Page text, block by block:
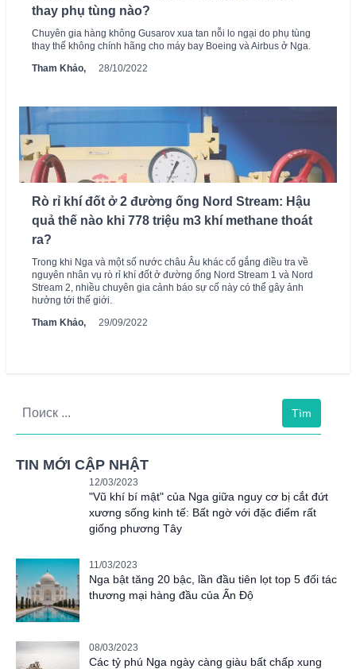
thay phụ tùng nào?
Chuyên gia hàng không Gusarov xua tan nỗi lo ngại do phụ tùng
thay thế không chính hãng cho máy bay Boeing và Airbus ở Nga.
Tham Khảo,
28/10/2022
Rò rỉ khí đốt ở 2 đường ống Nord Stream: Hậu
quả thế nào khi 778 triệu m3 khí methane thoát
ra?
Trong khi Nga và một số nước châu Âu khác cố gắng điều tra về
nguyên nhân vụ rò rỉ khí đốt ở đường ống Nord Stream 1 và Nord
Stream 2, nhiều chuyên gia cảnh báo sự cố này có thể gây ảnh
hưởng tới thế giới.
Tham Khảo,
29/09/2022
Tìm
TIN MỚI CẬP NHẬT
12/03/2023
"Vũ khí bí mật" của Nga giữa nguy cơ bị cắt đứt
xương sống kinh tế: Bất ngờ với đặc điểm rất
giống phương Tây
11/03/2023
Nga bật tăng 20 bậc, lần đầu tiên lọt top 5 đối tác
thương mại hàng đầu của Ấn Độ
08/03/2023
Các tỷ phú Nga ngày càng giàu bất chấp xung